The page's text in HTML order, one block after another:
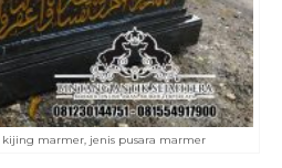
kijing marmer, jenis pusara marmer